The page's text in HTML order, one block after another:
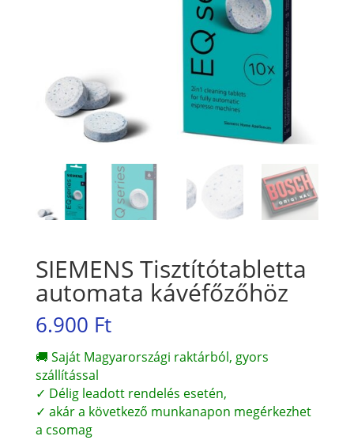
SIEMENS Tisztítótabletta
automata kávéfőzőhöz
6.900 Ft
🚚 Saját Magyarországi raktárból, gyors
szállítással
✓ Délig leadott rendelés esetén,
✓ akár a következő munkanapon megérkezhet
a csomag